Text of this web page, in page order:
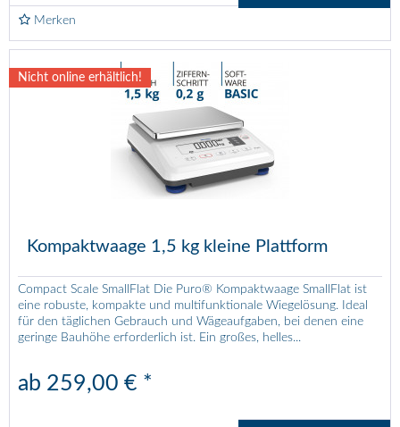
Merken
Nicht online erhältlich!
Kompaktwaage 1,5 kg kleine Plattform
Compact Scale SmallFlat Die Puro® Kompaktwaage SmallFlat ist
eine robuste, kompakte und multifunktionale Wiegelösung. Ideal
für den täglichen Gebrauch und Wägeaufgaben, bei denen eine
geringe Bauhöhe erforderlich ist. Ein großes, helles...
ab 259,00 € *